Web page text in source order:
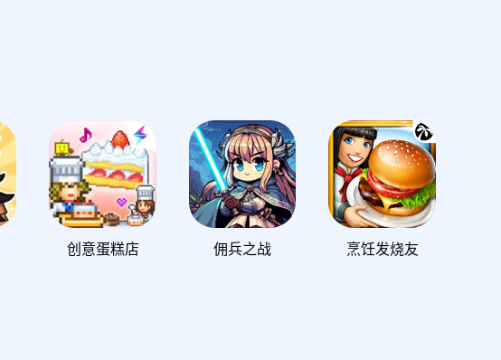
创意蛋糕店 佣兵之战 烹饪发烧友